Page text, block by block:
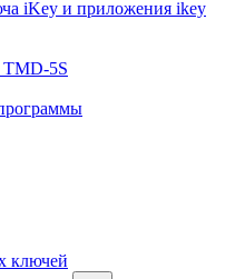
iKey и приложения ikey
5S
ключей